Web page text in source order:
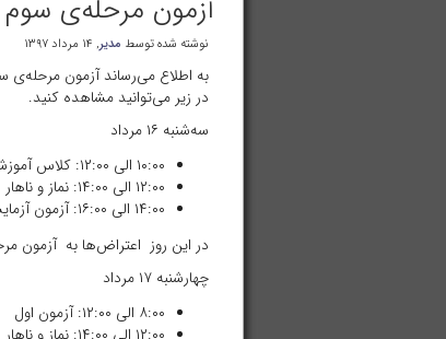
آزمون مرحله‌ی سوم
نوشته شده توسط مدیر, ۱۴ مرداد ۱۳۹۷
در زیر می‌توانید مشاهده کنید.
سه‌شنبه ۱۶ مرداد
۱۰:۰۰ الی ۱۲:۰۰: کلاس آموزشی (مکان: دانشکده علوم پایه)
۱۲:۰۰ الی ۱۴:۰۰: نماز و ناهار
۱۴:۰۰ الی ۱۶:۰۰: آزمون آزمایشی (سایت فن‌آوری اطلاعات)
در این روز اعتراض‌ها به آزمون
چهارشنبه ۱۷ مرداد
۸:۰۰ الی ۱۲:۰۰: آزمون اول